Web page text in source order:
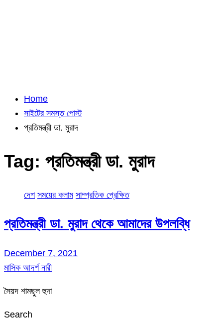
Home
সাইটের সমস্ত পোস্ট
প্রতিমন্ত্রী ডা. মুরাদ
Tag: প্রতিমন্ত্রী ডা. মুরাদ
দেশ সময়ের কলাম সাম্প্রতিক প্রেক্ষিত
প্রতিমন্ত্রী ডা. মুরাদ থেকে আমাদের উপলব্ধি
December 7, 2021
মাসিক আদর্শ নারী
সৈয়দ শামছুল হুদা
Search